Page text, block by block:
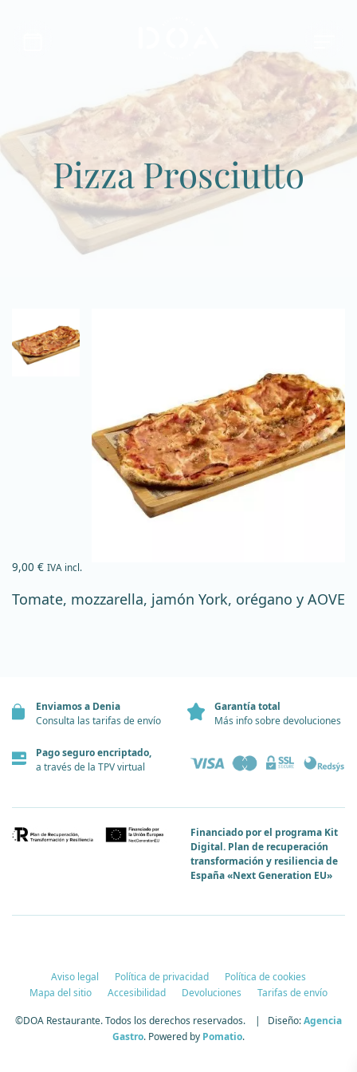
Pizza Prosciutto
9,00 € IVA incl.
Tomate, mozzarella, jamón York, orégano y AOVE
Enviamos a Denia
Consulta las tarifas de envío
Garantía total
Más info sobre devoluciones
Pago seguro encriptado,
a través de la TPV virtual
Financiado por el programa Kit
Digital. Plan de recuperación
transformación y resiliencia de
España «Next Generation EU»
Aviso legal Política de privacidad
Política de cookies
Mapa del sitio
Accesibilidad Devoluciones Tarifas de envío
©DOA Restaurante. Todos los derechos reservados. | Diseño:Agencia
Gastro. Powered by Pomatio.